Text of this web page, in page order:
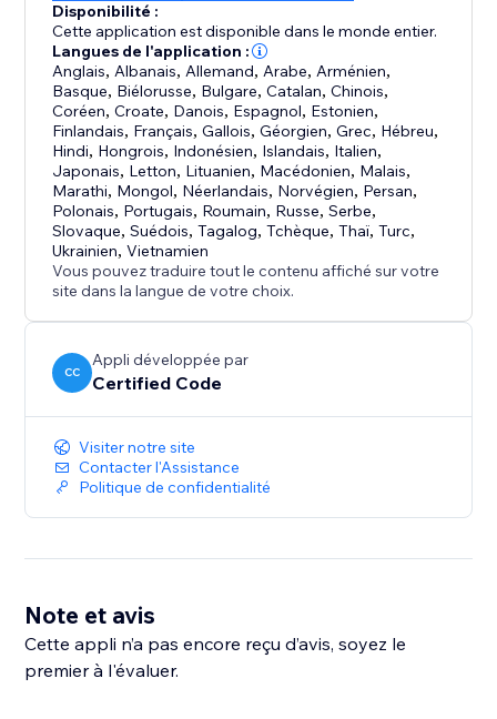
Disponibilité :
Cette application est disponible dans le monde entier.
Langues de l'application :
Anglais, Albanais, Allemand, Arabe, Arménien,
Basque, Biélorusse, Bulgare,Catalan,Chinois,
Coréen,Croate, Danois, Espagnol, Estonien,
Finlandais, Français,Gallois,Géorgien,Grec, Hébreu,
Hindi, Hongrois, Indonésien, Islandais, Italien,
Japonais, Letton, Lituanien, Macédonien, Malais,
Marathi, Mongol, Néerlandais, Norvégien, Persan,
Polonais, Portugais, Roumain, Russe,Serbe,
Slovaque,Suédois,Tagalog,Tchèque,Thaï,Turc,
Ukrainien,Vietnamien
Vous pouvez traduire tout le contenu affiché sur votre
site dans la langue de votre choix.
CC
Appli développée par
Certified Code
Visiter notre site
Contacter l'Assistance
Politique de confidentialité
Note et avis
Cette appli n’a pas encore reçu d’avis, soyez le
premier à l'évaluer.